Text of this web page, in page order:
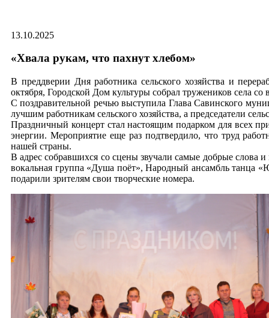
13.10.2025
«Хвала рукам, что пахнут хлебом»
В преддверии Дня работника сельского хозяйства и
октября, Городской Дом культуры собрал тружеников села со
С поздравительной речью выступила Глава Савинского
лучшим работникам сельского хозяйства, а председатели
Праздничный концерт стал настоящим подарком для всех
энергии. Мероприятие еще раз подтвердило, что труд
нашей страны.
В адрес собравшихся со сцены звучали самые добрые слова
вокальная группа «Душа поёт», Народный ансамбль
подарили зрителям свои творческие номера.